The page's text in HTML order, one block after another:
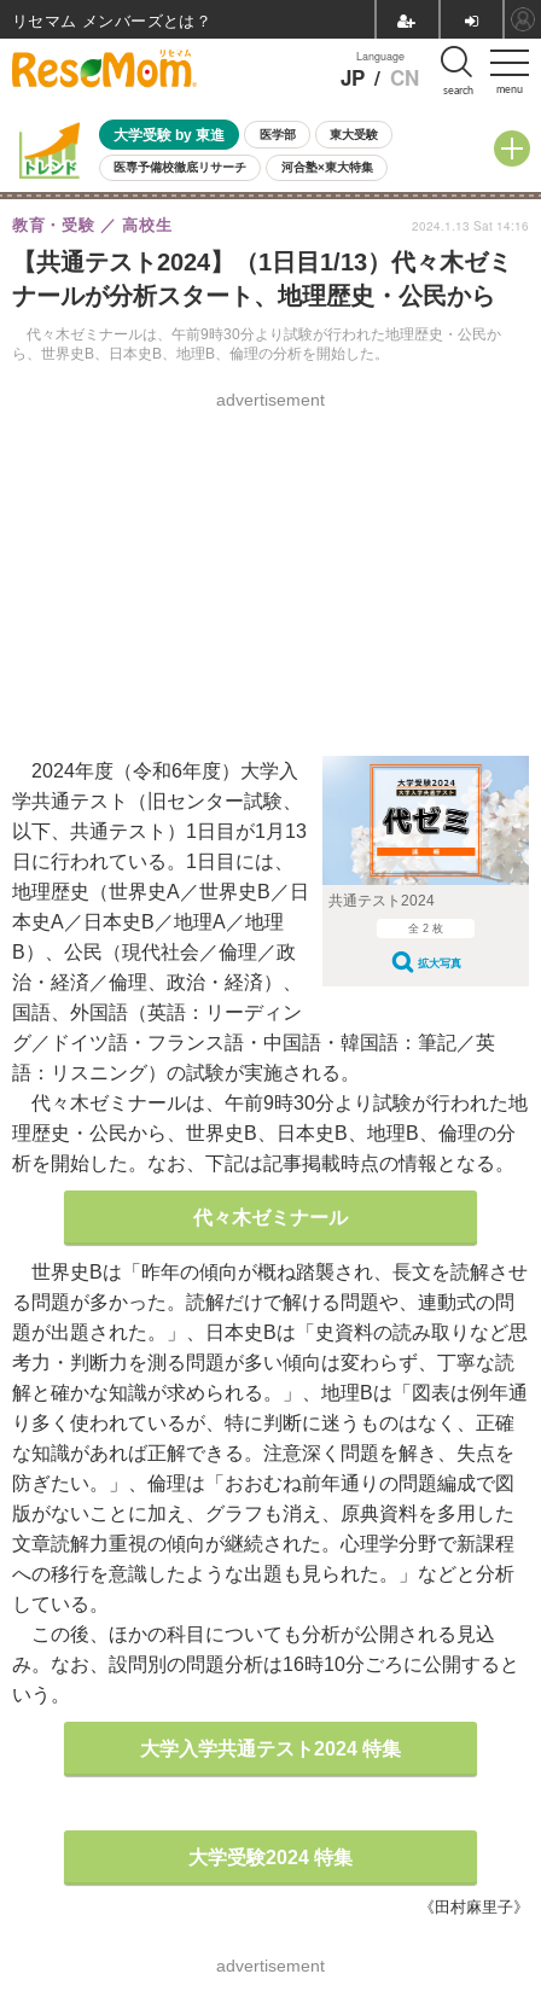
menu
Language
JP / CN search
大学受験 by 東進 医学部 東大受験
医専予備校徹底リサーチ 河合塾×東大特集
親子で考える大学選び 高校受験 中学受験 小学校受験
共通テスト 夏休み
8月開催イベント・WS 全国公立高校 過去問 人気記事
自由研究教材（小学生向け） 自由研究教材（中学生向け） ランキング
【共通テスト2024】（1日目1/13）代々木ゼミ
ナールが分析スタート、地理歴史・公民から
代々木ゼミナールは、午前9時30分より試験が行われた地理歴史・公民か
ら、世界史B、日本史B、地理B、倫理の分析を開始した。
教育・受験 高校生
advertisement
2024.1.13 Sat 14:16
共通テスト2024
全 2 枚
拡大写真
2024年度（令和6年度）大学入
学共通テスト（旧センター試験、
以下、共通テスト）1日目が1月13
日に行われている。1日目には、
地理歴史（世界史A／世界史B／日
本史A／日本史B／地理A／地理
B）、公民（現代社会／倫理／政
治・経済／倫理、政治・経済）、
国語、外国語（英語：リーディン
グ／ドイツ語・フランス語・中国語・韓国語：筆記／英
語：リスニング）の試験が実施される。
代々木ゼミナールは、午前9時30分より試験が行われた地
理歴史・公民から、世界史B、日本史B、地理B、倫理の分
析を開始した。なお、下記は記事掲載時点の情報となる。
代々木ゼミナール
世界史Bは「昨年の傾向が概ね踏襲され、長文を読解させ
る問題が多かった。読解だけで解ける問題や、連動式の問
題が出題された。」、日本史Bは「史資料の読み取りなど思
考力・判断力を測る問題が多い傾向は変わらず、丁寧な読
解と確かな知識が求められる。」、地理Bは「図表は例年通
り多く使われているが、特に判断に迷うものはなく、正確
な知識があれば正解できる。注意深く問題を解き、失点を
防ぎたい。」、倫理は「おおむね前年通りの問題編成で図
版がないことに加え、グラフも消え、原典資料を多用した
文章読解力重視の傾向が継続された。心理学分野で新課程
への移行を意識したような出題も見られた。」などと分析
している。
この後、ほかの科目についても分析が公開される見込
み。なお、設問別の問題分析は16時10分ごろに公開すると
いう。
大学入学共通テスト2024 特集
大学受験2024 特集
《田村麻里子》
advertisement
リセマム メンバーズ